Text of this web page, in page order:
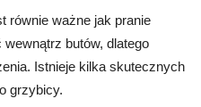
równie ważne jak pranie
butów, dlatego
Istnieje kilka skutecznych
grzybicy.